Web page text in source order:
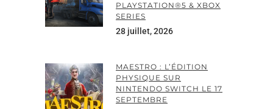
PLAYSTATION®5 & XBOX
SERIES
28 juillet, 2026
MAESTRO : L’ÉDITION
PHYSIQUE SUR
NINTENDO SWITCH LE 17
SEPTEMBRE